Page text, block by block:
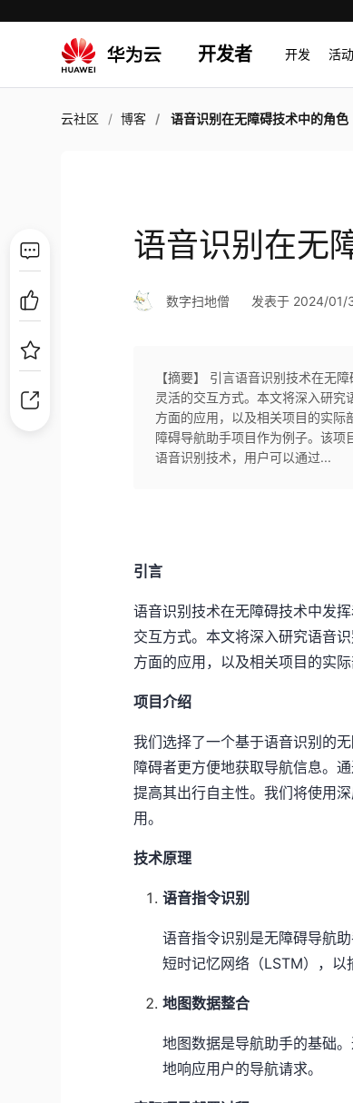
开发者 开发 活动
云社区 博客 语音识别在无障碍技术中的角色
语音识别在无
数字扫地僧 发表于 2024/01/
【摘要】 引言语音识别技术在无
灵活的交互方式。本文将深入研
方面的应用，以及相关项目的实
障碍导航助手项目作为例子。该
语音识别技术，用户可以通过...
引言
语音识别技术在无障碍技术中发
交互方式。本文将深入研究语音
方面的应用，以及相关项目的实
项目介绍
我们选择了一个基于语音识别的
障碍者更方便地获取导航信息。
提高其出行自主性。我们将使用
用。
技术原理
语音指令识别
语音指令识别是无障碍导航
短时记忆网络（LSTM），以
地图数据整合
地图数据是导航助手的基础
地响应用户的导航请求。